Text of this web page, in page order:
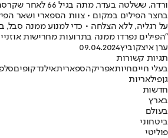
ורדה, ששלטה בעדר,
בחצר הפילים במקום • צוות הספארי ושאר
על רגליה, ללא הצלחה • כדי למנוע ממנה
"הפילים נפרדו ממנה בתרועות מחרישות
ערן איצקוביץ09.04.2024
תגיות קשורות
בעלי חייםחיותאפריקהספאריתאילנדקופים
גןפילאריות
חדשות
בארץ
בעולם
ביטחוני
פוליטי